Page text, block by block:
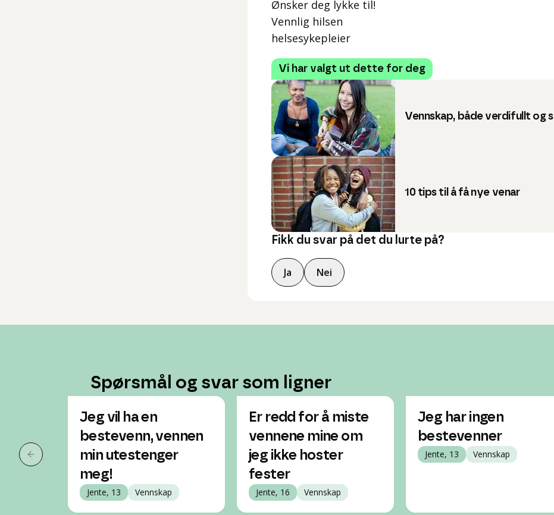
Ønsker deg lykke til!
Vennlig hilsen
helsesykepleier
Vi har valgt ut dette for deg
Vennskap, både verdifullt og
10 tips til å få nye venar
Fikk du svar på det du lurte på?
Ja Nei
Spørsmål og svar som ligner
Forrige slide
Jeg vil ha en
bestevenn, vennen
min utestenger
meg!
Jente, 13 Vennskap
Er redd for å miste
vennene mine om
jeg ikke hoster
fester
Jente, 16 Vennskap
Jeg har ingen
bestevenner
Jente, 13 Vennskap